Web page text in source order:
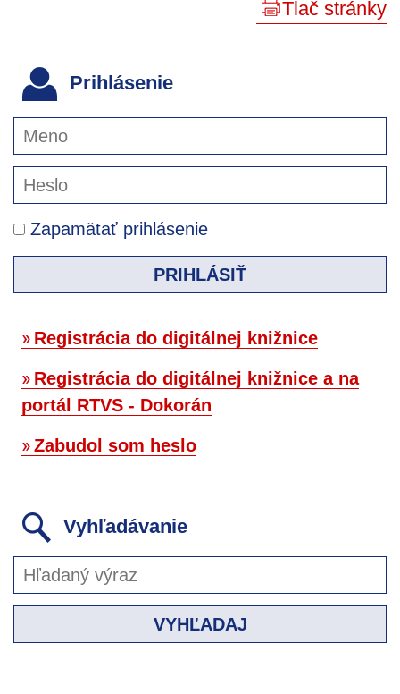
Tlač stránky
Prihlásenie
Zapamätať prihlásenie
PRIHLÁSIŤ
Registrácia do digitálnej knižnice
Registrácia do digitálnej knižnice a na
portál RTVS - Dokorán
Zabudol som heslo
Vyhľadávanie
VYHĽADAJ